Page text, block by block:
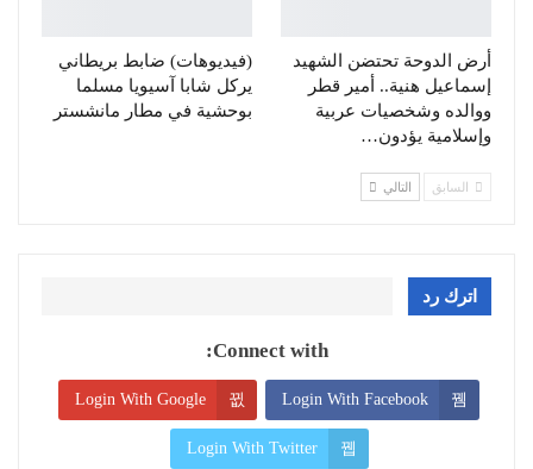
أرض الدوحة تحتضن الشهيد
إسماعيل هنية.. أمير قطر
ووالده وشخصيات عربية
وإسلامية يؤدون…
(فيديوهات) ضابط بريطاني
يركل شابا آسيويا مسلما
بوحشية في مطار مانشستر
السابق التالي
اترك رد
Connect with:
Login With Facebook
Login With Google
Login With Twitter